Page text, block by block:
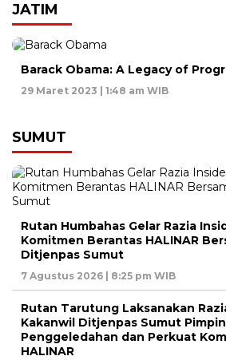
JATIM
Barack Obama: A Legacy of
29 Maret 2023 | 1:48 am WIB
SUMUT
Rutan Humbahas Gelar Razia
Komitmen Berantas HALINAR
Ditjenpas Sumut
7 Agustus 2026 | 8:25 pm WIB
Rutan Tarutung Laksanakan
Kakanwil Ditjenpas Sumut
Penggeledahan dan Perkuat
HALINAR